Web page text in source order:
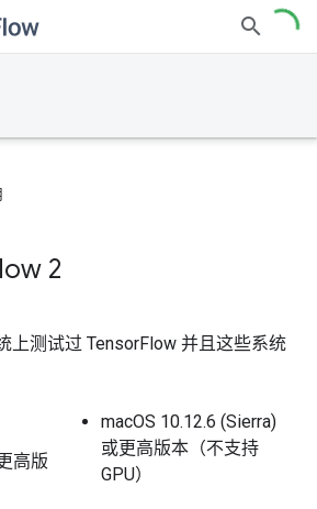
2
上测试过 TensorFlow 并且这些系统
高版
macOS 10.12.6 (Sierra)
或更高版本（不支持
GPU）